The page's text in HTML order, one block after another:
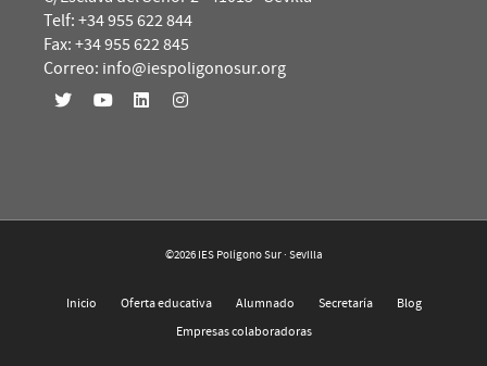
Telf: +34 955 622 844
Fax: +34 955 622 845
Correo: info@iespoligonosur.org
©2026 IES Polígono Sur · Sevilla
Inicio Oferta educativa Alumnado Secretaría
Blog
Empresas colaboradoras